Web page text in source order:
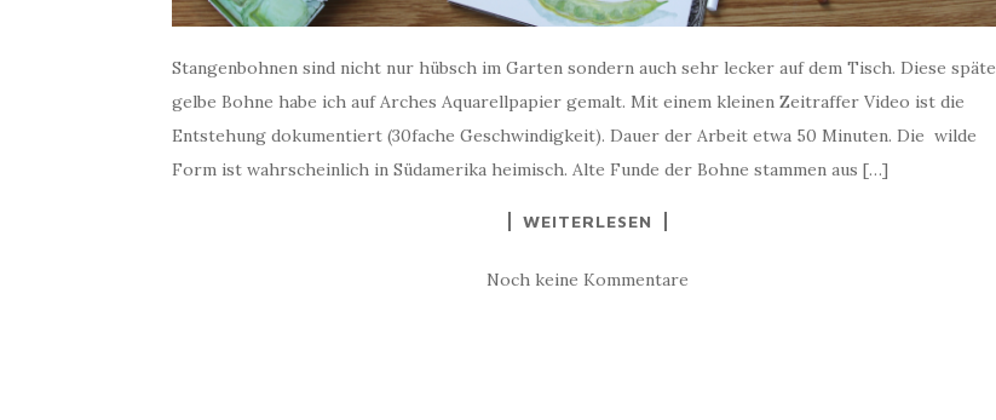
Stangenbohnen sind nicht nur hübsch im Garten sondern auch sehr lecker auf dem Tisch. Diese späte
gelbe Bohne habe ich auf Arches Aquarellpapier gemalt. Mit einem kleinen Zeitraffer Video ist die
Entstehung dokumentiert (30fache Geschwindigkeit). Dauer der Arbeit etwa 50 Minuten. Die wilde
Form ist wahrscheinlich in Südamerika heimisch. Alte Funde der Bohne stammen aus […]
WEITERLESEN
Noch keine Kommentare